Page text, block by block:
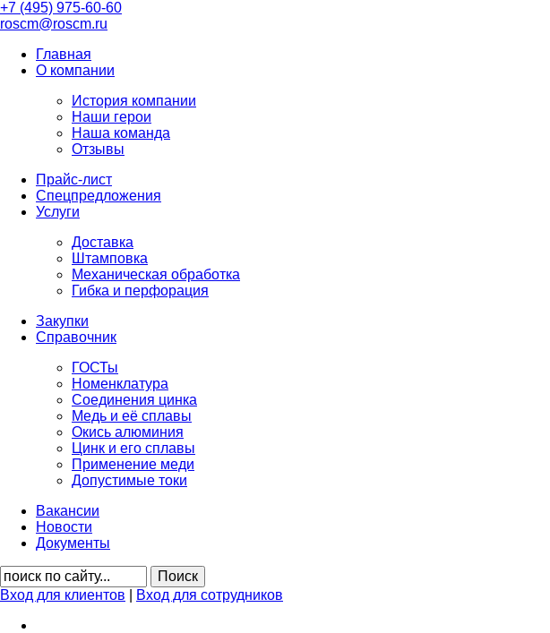
+7 (495) 975-60-60
roscm@roscm.ru
Главная
О компании
История компании
Наши герои
Наша команда
Отзывы
Прайс-лист
Спецпредложения
Услуги
Доставка
Штамповка
Механическая обработка
Гибка и перфорация
Закупки
Справочник
ГОСТы
Номенклатура
Соединения цинка
Медь и её сплавы
Окись алюминия
Цинк и его сплавы
Применение меди
Допустимые токи
Вакансии
Новости
Документы
Вход для клиентов Вход для сотрудников